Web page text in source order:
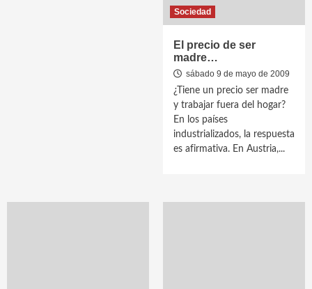
Sociedad
El precio de ser
madre…
sábado 9 de mayo de 2009
¿Tiene un precio ser madre
y trabajar fuera del hogar?
En los países
industrializados, la respuesta
es afirmativa. En Austria,...